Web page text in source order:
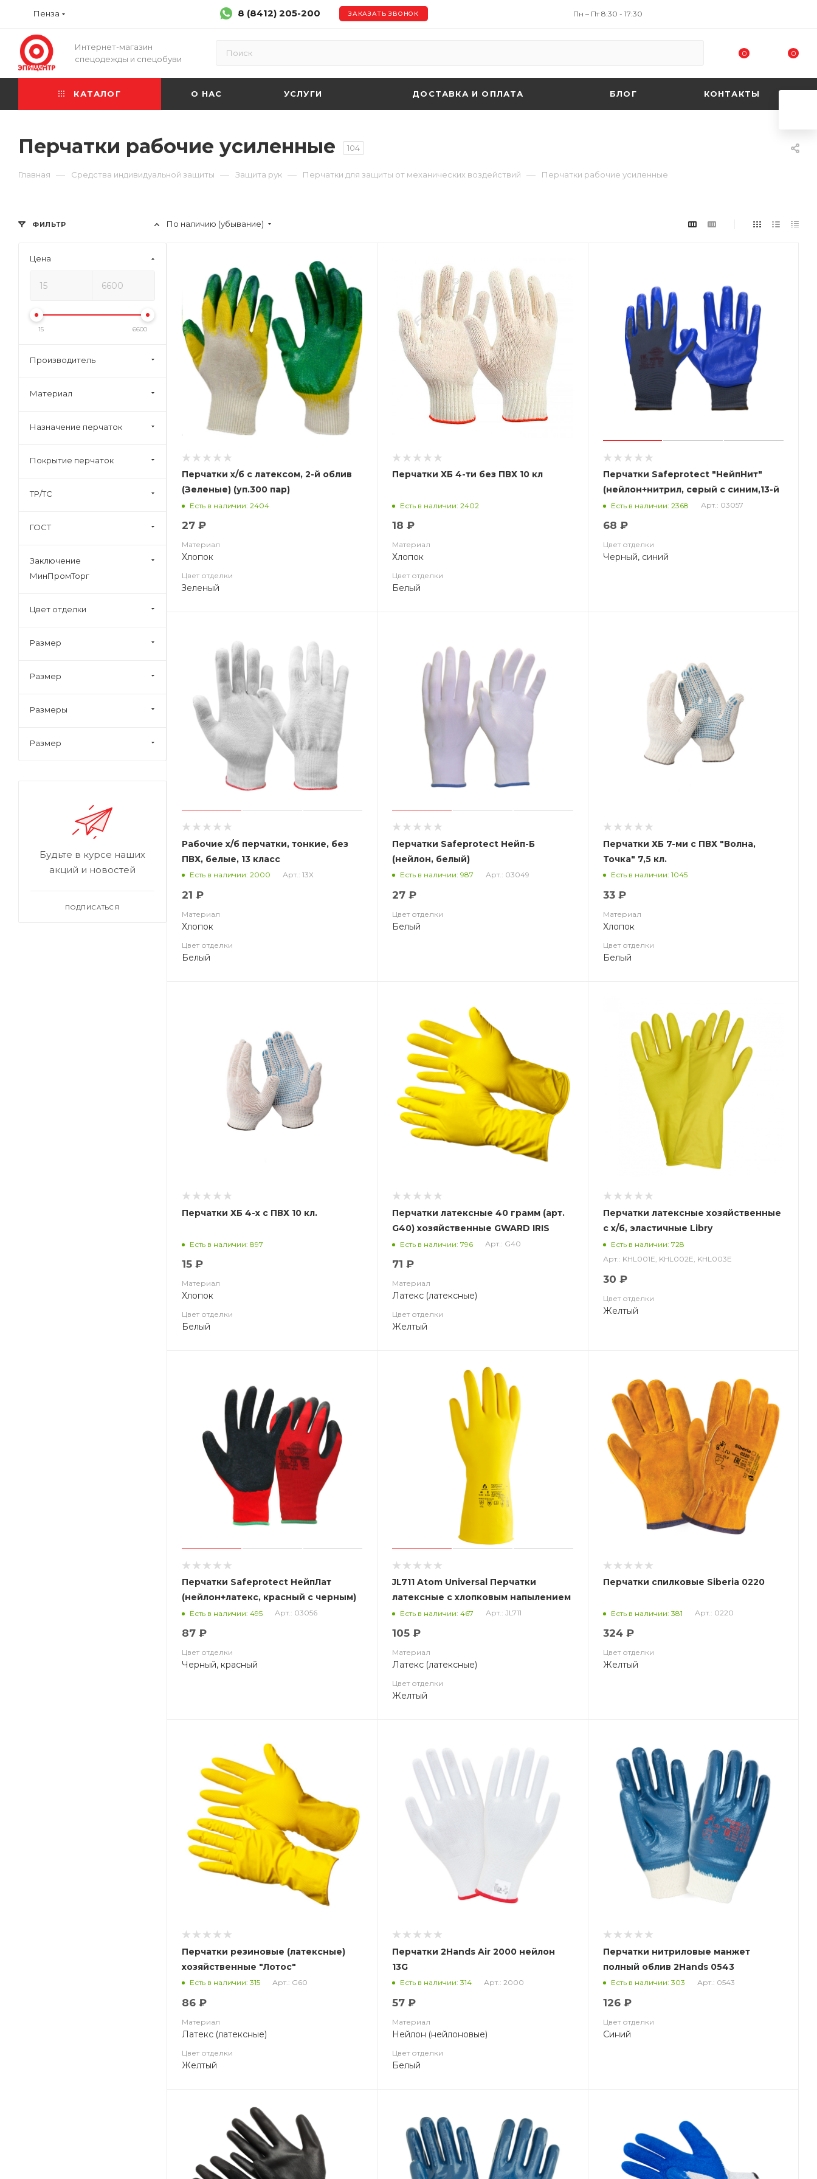
Пенза 8 (8412) 205-200 ЗАКАЗАТЬ ЗВОНОК Пн – Пт 8:30 - 17:30
Интернет-магазин
спецодежды и спецобуви
0 0
КАТАЛОГ О НАС УСЛУГИ ДОСТАВКА И ОПЛАТА БЛОГ КОНТАКТЫ
Перчатки рабочие усиленные 104
Главная — Средства индивидуальной защиты — Защита рук — Перчатки для защиты от механических воздействий — Перчатки рабочие усиленные
По наличию (убывание)
Перчатки х/б с латексом, 2-й облив
(Зеленые) (уп.300 пар)
Есть в наличии: 2404
27 ₽
Материал
Хлопок
Цвет отделки
Зеленый
Перчатки ХБ 4-ти без ПВХ 10 кл
Есть в наличии: 2402
18 ₽
Материал
Хлопок
Цвет отделки
Белый
Перчатки Safeprotect "НейпНит"
(нейлон+нитрил, серый с синим,13-й
класс вязки)
Есть в наличии: 2368 Арт.: 03057
68 ₽
Цвет отделки
Черный, синий
Рабочие х/б перчатки, тонкие, без
ПВХ, белые, 13 класс
Есть в наличии: 2000 Арт.: 13Х
21 ₽
Материал
Хлопок
Цвет отделки
Белый
Перчатки Safeprotect Нейп-Б
(нейлон, белый)
Есть в наличии: 987 Арт.: 03049
27 ₽
Цвет отделки
Белый
Перчатки ХБ 7-ми с ПВХ "Волна,
Точка" 7,5 кл.
Есть в наличии: 1045
33 ₽
Материал
Хлопок
Цвет отделки
Белый
Перчатки ХБ 4-х с ПВХ 10 кл.
Есть в наличии: 897
15 ₽
Материал
Хлопок
Цвет отделки
Белый
Перчатки латексные 40 грамм (арт.
G40) хозяйственные GWARD IRIS
Есть в наличии: 796 Арт.: G40
71 ₽
Материал
Латекс (латексные)
Цвет отделки
Желтый
Перчатки латексные хозяйственные
с х/б, эластичные Libry
Есть в наличии: 728
Арт.: KHL001E, KHL002E, KHL003E
30 ₽
Цвет отделки
Желтый
Перчатки Safeprotect НейпЛат
(нейлон+латекс, красный с черным)
Есть в наличии: 495 Арт.: 03056
87 ₽
Цвет отделки
Черный, красный
JL711 Atom Universal Перчатки
латексные с хлопковым напылением
изнутри для защиты от
хим.воздействий
Есть в наличии: 467 Арт.: JL711
105 ₽
Материал
Латекс (латексные)
Цвет отделки
Желтый
Перчатки спилковые Siberia 0220
Есть в наличии: 381 Арт.: 0220
324 ₽
Цвет отделки
Желтый
Перчатки резиновые (латексные)
хозяйственные "Лотос"
Есть в наличии: 315 Арт.: G60
86 ₽
Материал
Латекс (латексные)
Цвет отделки
Желтый
Перчатки 2Hands Air 2000 нейлон
13G
Есть в наличии: 314 Арт.: 2000
57 ₽
Материал
Нейлон (нейлоновые)
Цвет отделки
Белый
Перчатки нитриловые манжет
полный облив 2Hands 0543
Есть в наличии: 303 Арт.: 0543
126 ₽
Цвет отделки
Синий
ФИЛЬТР
Цена
15 6600
Производитель
Материал
Назначение перчаток
Покрытие перчаток
ТР/ТС
ГОСТ
Заключение
МинПромТорг
Цвет отделки
Размер
Размер
Размеры
Размер
Будьте в курсе наших
акций и новостей
ПОДПИСАТЬСЯ